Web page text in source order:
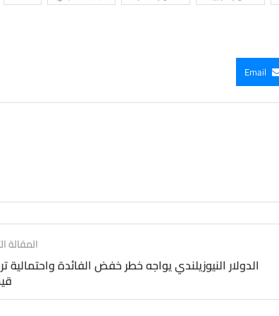
Email
المقالة
الدولار النيوزيلندي يواجه خطر خفض الفائدة واحتمالية